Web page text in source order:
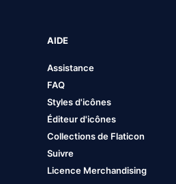
AIDE
Assistance
FAQ
Styles d'icônes
Éditeur d'icônes
Collections de Flaticon
Suivre
Licence Merchandising